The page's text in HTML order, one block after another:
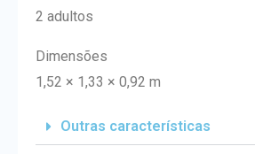
2 adultos
Dimensões
1,52 × 1,33 × 0,92 m
Outras características